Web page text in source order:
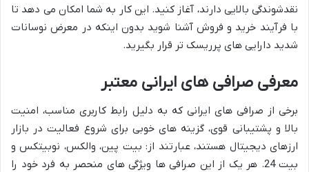
نقدشوندگی بالایی دارند، آغاز کنید. این کار به شما امکان می دهد تا
با فرآیند خرید و فروش آشنا شوید بدون اینکه در معرض نوسانات
شدید دارایی های پرریسک تر قرار بگیرید.
معرفی صرافی های ایرانی معتبر
برخی از صرافی های ایرانی که به دلیل رابط کاربری مناسب، امنیت
بالا و پشتیبانی قوی، گزینه های خوبی برای شروع فعالیت در بازار
ارزهای دیجیتال هستند، عبارتند از: بیت پین، والکس، نوبیتکس و
بیت 24. هر یک از این صرافی ها ویژگی های منحصر به فرد خود را